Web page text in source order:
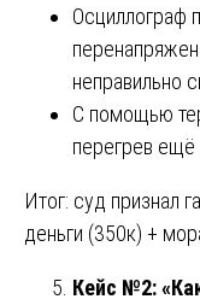
Осциллограф
неправильно
С помощью
перегрев ещё
Итог: суд признал
деньги (350к) +
Кейс №2: